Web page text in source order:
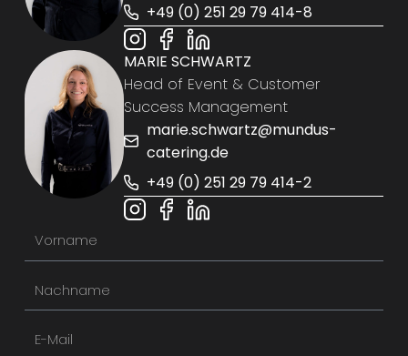
+49 (0) 251 29 79 414-8
MARIE SCHWARTZ
Head of Event & Customer
Success Management
marie.schwartz@mundus-
catering.de
+49 (0) 251 29 79 414-2
o
n
a